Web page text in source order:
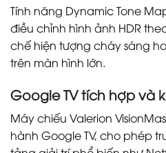
Tính năng Dynamic Tone
điều chỉnh hình ảnh HDR
chế hiện tượng cháy sáng
trên màn hình lớn.
Google TV tích hợp và
Máy chiếu Valerion
hành Google TV, cho phép